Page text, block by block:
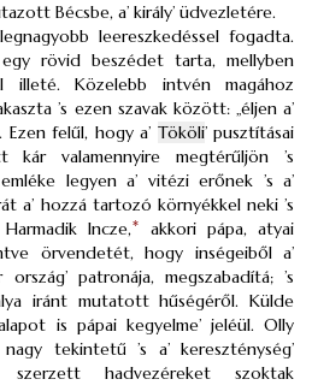
Bécsbe, a’ király’ üdvezletére.
legnagyobb leereszkedéssel fogadta.
rövid beszédet tarta, mellyben
illeté. Közelebb intvén magához
’s ezen szavak között: „éljen a’
felűl, hogy a’ Tököli’ pusztításai
kár valamennyire megtérűljön ’s
legyen a’ vitézi erőnek ’s a’
a’ hozzá tartozó környékkel neki ’s
Incze,*
akkori pápa, atyai
örvendetét, hogy inségeiből a’
patronája, megszabadítá; ’s
iránt mutatott hűségéről. Külde
is pápai kegyelme’ jeléül. Olly
tekintetű ’s a’ kereszténység’
szerzett hadvezéreket szoktak